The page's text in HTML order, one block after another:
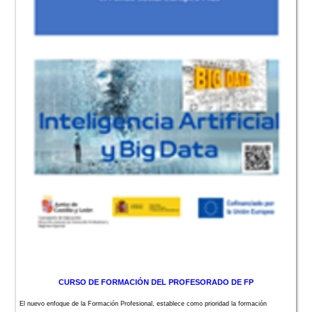
CURSO DE FORMACIÓN DEL PROFESORADO DE FP
El nuevo enfoque de la Formación Profesional, establece como prioridad la formación